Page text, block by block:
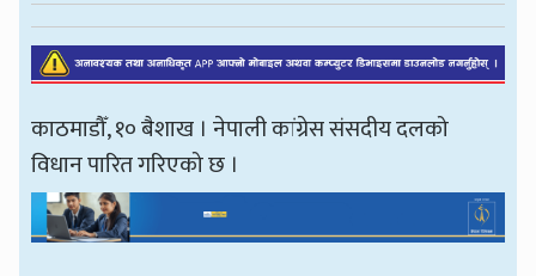
काठमाडौँ, १० बैशाख । नेपाली कांग्रेस संसदीय दलको
विधान पारित गरिएको छ ।